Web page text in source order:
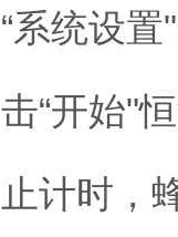
“系统设
击“开始"
止计时，